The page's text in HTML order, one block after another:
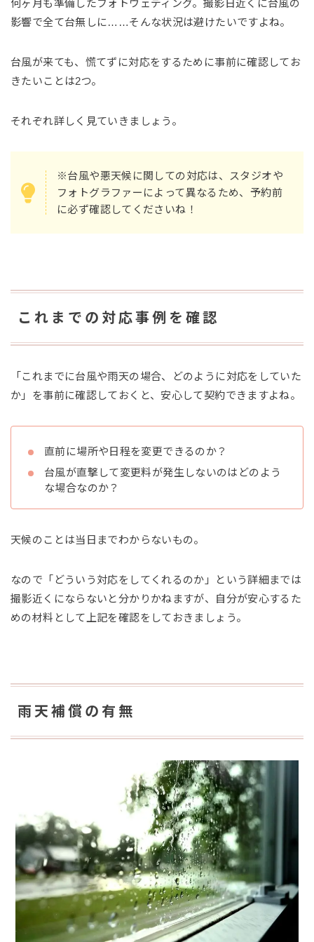
何ヶ月も準備したフォトウェディング。撮影日近くに台風の
影響で全て台無しに……そんな状況は避けたいですよね。
台風が来ても、慌てずに対応をするために事前に確認してお
きたいことは2つ。
それぞれ詳しく見ていきましょう。
※台風や悪天候に関しての対応は、スタジオや
フォトグラファーによって異なるため、予約前
に必ず確認してくださいね！
これまでの対応事例を確認
「これまでに台風や雨天の場合、どのように対応をしていた
か」を事前に確認しておくと、安心して契約できますよね。
直前に場所や日程を変更できるのか？
台風が直撃して変更料が発生しないのはどのよう
な場合なのか？
天候のことは当日までわからないもの。
なので「どういう対応をしてくれるのか」という詳細までは
撮影近くにならないと分かりかねますが、自分が安心するた
めの材料として上記を確認をしておきましょう。
雨天補償の有無